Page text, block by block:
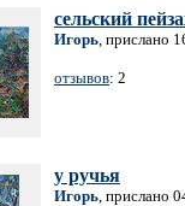
сельский
Игорь, прислано
отзывов: 2
у ручья
Игорь, прислано